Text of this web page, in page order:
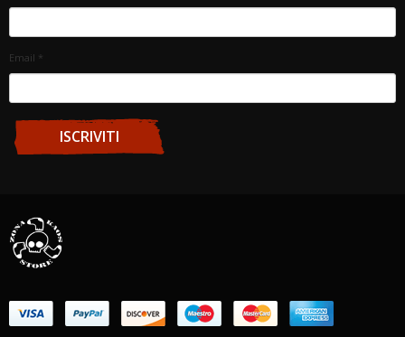
Email *